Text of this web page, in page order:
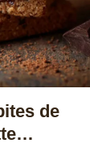
de